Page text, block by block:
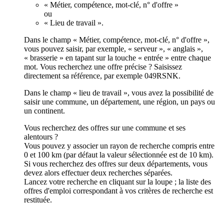
« Métier, compétence, mot-clé, n° d'offre »
ou
« Lieu de travail ».
Dans le champ « Métier, compétence, mot-clé, n° d'offre »,
vous pouvez saisir, par exemple, « serveur », « anglais »,
« brasserie » en tapant sur la touche « entrée » entre chaque
mot. Vous recherchez une offre précise ? Saisissez
directement sa référence, par exemple 049RSNK.
Dans le champ « lieu de travail », vous avez la possibilité de
saisir une commune, un département, une région, un pays ou
un continent.
Vous recherchez des offres sur une commune et ses
alentours ?
Vous pouvez y associer un rayon de recherche compris entre
0 et 100 km (par défaut la valeur sélectionnée est de 10 km).
Si vous recherchez des offres sur deux départements, vous
devez alors effectuer deux recherches séparées.
Lancez votre recherche en cliquant sur la loupe ; la liste des
offres d'emploi correspondant à vos critères de recherche est
restituée.